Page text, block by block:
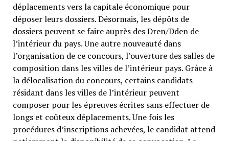
déplacements vers la capitale économique pour
déposer leurs dossiers. Désormais, les dépôts de
dossiers peuvent se faire auprès des Dren/Dden de
l’intérieur du pays. Une autre nouveauté dans
l’organisation de ce concours, l’ouverture des salles de
composition dans les villes de l’intérieur pays. Grâce à
la délocalisation du concours, certains candidats
résidant dans les villes de l’intérieur peuvent
composer pour les épreuves écrites sans effectuer de
longs et coûteux déplacements. Une fois les
procédures d’inscriptions achevées, le candidat attend